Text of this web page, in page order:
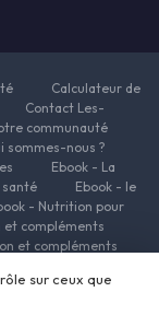
Calculateur de
Contact Les-
communauté
sommes-nous ?
Ebook - La
Ebook - le
- Nutrition pour
et compléments
et compléments
et Compléments
sur ceux que